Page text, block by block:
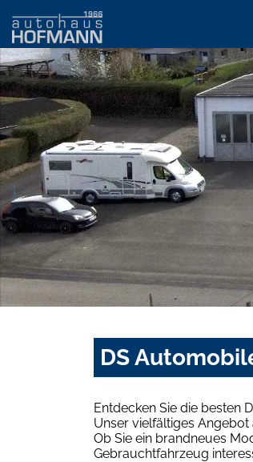
DS
Entdecken Sie die besten
Unser vielfältiges Angebot
Ob Sie ein brandneues
Gebrauchtfahrzeug